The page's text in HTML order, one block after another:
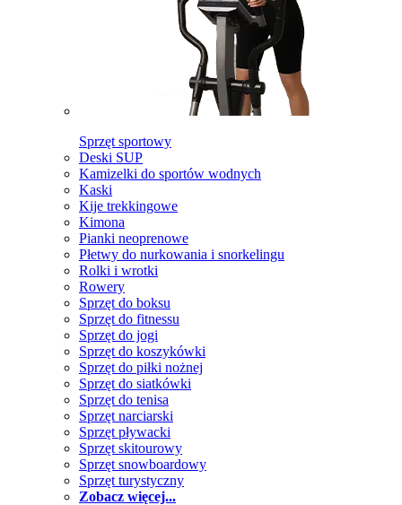
Sprzęt sportowy
Deski SUP
Kamizelki do sportów wodnych
Kaski
Kije trekkingowe
Kimona
Pianki neoprenowe
Płetwy do nurkowania i snorkelingu
Rolki i wrotki
Rowery
Sprzęt do boksu
Sprzęt do fitnessu
Sprzęt do jogi
Sprzęt do koszykówki
Sprzęt do piłki nożnej
Sprzęt do siatkówki
Sprzęt do tenisa
Sprzęt narciarski
Sprzęt pływacki
Sprzęt skitourowy
Sprzęt snowboardowy
Sprzęt turystyczny
Zobacz więcej...